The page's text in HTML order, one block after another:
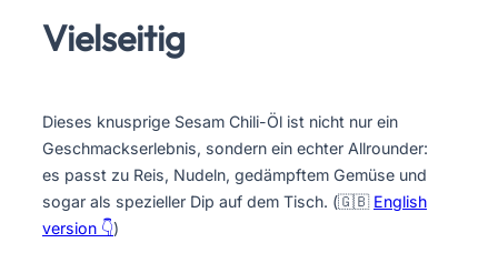
Vielseitig
Dieses knusprige Sesam Chili-Öl ist nicht nur ein
Geschmackserlebnis, sondern ein echter Allrounder:
es passt zu Reis, Nudeln, gedämpftem Gemüse und
sogar als spezieller Dip auf dem Tisch. (🇬🇧 English
version 👇)